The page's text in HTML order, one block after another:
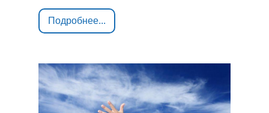
Подробнее...